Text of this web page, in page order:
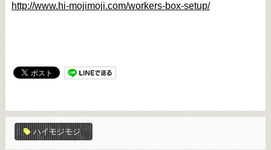
http://www.hi-mojimoji.com/workers-box-setup/
ハイモジモジ